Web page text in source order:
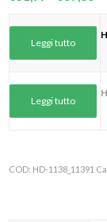
a
Leggi tutto
Leggi tutto
COD: HD-1138_11391